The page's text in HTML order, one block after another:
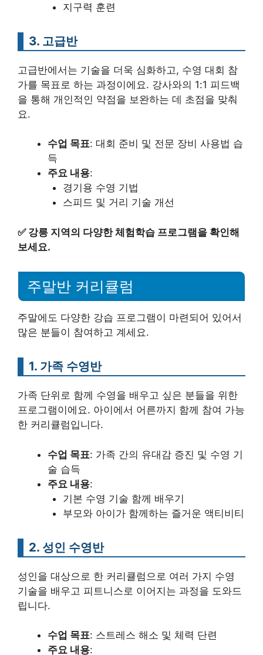
지구력 훈련
3. 고급반
고급반에서는 기술을 더욱 심화하고, 수영 대회 참
가를 목표로 하는 과정이에요. 강사와의 1:1 피드백
을 통해 개인적인 약점을 보완하는 데 초점을 맞춰
요.
수업 목표: 대회 준비 및 전문 장비 사용법 습
득
주요 내용:
경기용 수영 기법
스피드 및 거리 기술 개선
✅ 강릉 지역의 다양한 체험학습 프로그램을 확인해
보세요.
주말반 커리큘럼
주말에도 다양한 강습 프로그램이 마련되어 있어서
많은 분들이 참여하고 계세요.
1. 가족 수영반
가족 단위로 함께 수영을 배우고 싶은 분들을 위한
프로그램이에요. 아이에서 어른까지 함께 참여 가능
한 커리큘럼입니다.
수업 목표: 가족 간의 유대감 증진 및 수영 기
술 습득
주요 내용:
기본 수영 기술 함께 배우기
부모와 아이가 함께하는 즐거운 액티비티
2. 성인 수영반
성인을 대상으로 한 커리큘럼으로 여러 가지 수영
기술을 배우고 피트니스로 이어지는 과정을 도와드
립니다.
수업 목표: 스트레스 해소 및 체력 단련
주요 내용: